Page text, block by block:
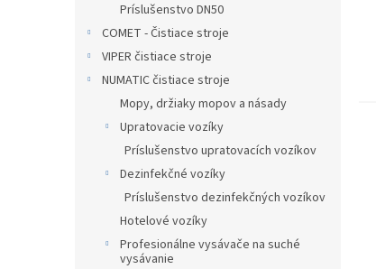
Príslušenstvo DN50
COMET - Čistiace stroje
VIPER čistiace stroje
NUMATIC čistiace stroje
Mopy, držiaky mopov a násady
Upratovacie vozíky
Príslušenstvo upratovacích vozíkov
Dezinfekčné vozíky
Príslušenstvo dezinfekčných vozíkov
Hotelové vozíky
Profesionálne vysávače na suché
vysávanie